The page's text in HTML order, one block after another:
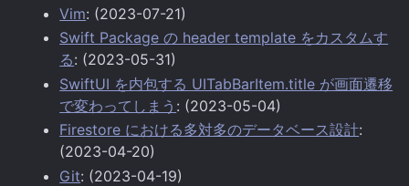
Vim: (2023-07-21)
Swift Package の header template をカスタムす
る: (2023-05-31)
SwiftUI を内包する UITabBarItem.title が画面遷移
で変わってしまう : (2023-05-04)
Firestore における多対多のデータベース設計:
(2023-04-20)
Git: (2023-04-19)